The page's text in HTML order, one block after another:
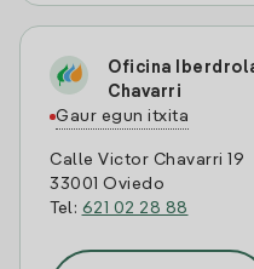
Oficina
Chavarri
Gaur egun itxita
Calle Victor Chavarri 19
33001 Oviedo
Tel: 621 02 28 88